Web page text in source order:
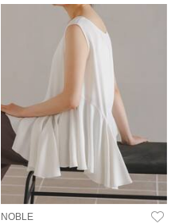
NOBLE